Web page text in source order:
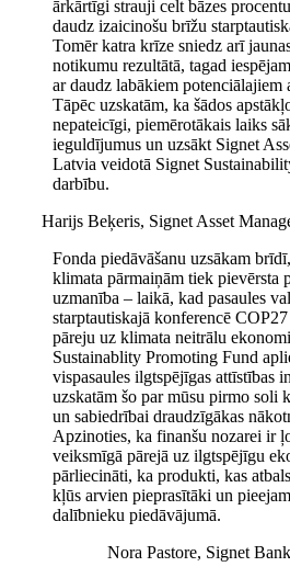
ārkārtīgi strauji celt bāzes
daudz izaicinošu brīžu
Tomēr katra krīze sniedz arī
notikumu rezultātā, tagad
ar daudz labākiem potenciālajiem
Tāpēc uzskatām, ka šādos
nepateicīgi, piemērotākais laiks
ieguldījumus un uzsākt Signet
Latvia veidotā Signet
darbību.
Harijs Beķeris, Signet Asset
Fonda piedāvāšanu uzsākam
klimata pārmaiņām tiek pievērsta
uzmanība – laikā, kad pasaules
starptautiskajā konferencē
pāreju uz klimata neitrālu
Sustainablity Promoting Fund
vispasaules ilgtspējīgas attīstības
uzskatām šo par mūsu pirmo soli
un sabiedrībai draudzīgākas
Apzinoties, ka finanšu nozarei ir
veiksmīgā pārejā uz ilgtspējīgu
pārliecināti, ka produkti, kas
kļūs arvien pieprasītāki un
dalībnieku piedāvājumā.
Nora Pastore, Signet